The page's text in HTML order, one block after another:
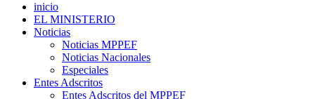
inicio
EL MINISTERIO
Noticias
Noticias MPPEF
Noticias Nacionales
Especiales
Entes Adscritos
Entes Adscritos del MPPEF